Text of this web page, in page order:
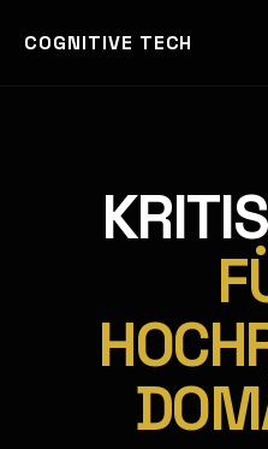
COGNITIVE TECH